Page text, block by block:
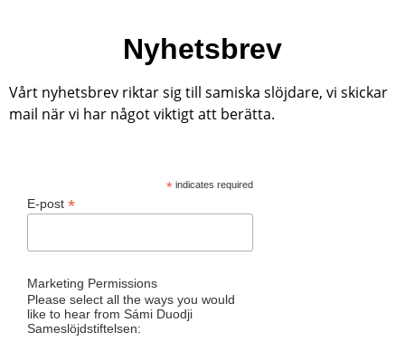
Nyhetsbrev
Vårt nyhetsbrev riktar sig till samiska slöjdare, vi skickar
mail när vi har något viktigt att berätta.
*indicates required
E-post *
Marketing Permissions
Please select all the ways you would
like to hear from Sámi Duodji
Sameslöjdstiftelsen: